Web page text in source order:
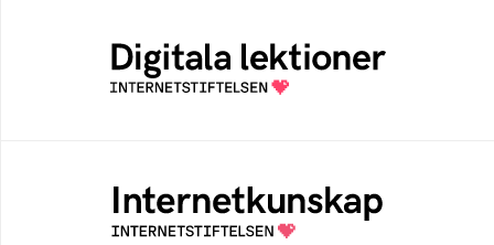
Öppen digital lärresurs med färdiga lektioner
för alla stadier i grundskolan
Samlad kunskap som hjälper dig att bli en
säker och medveten internetanvändare